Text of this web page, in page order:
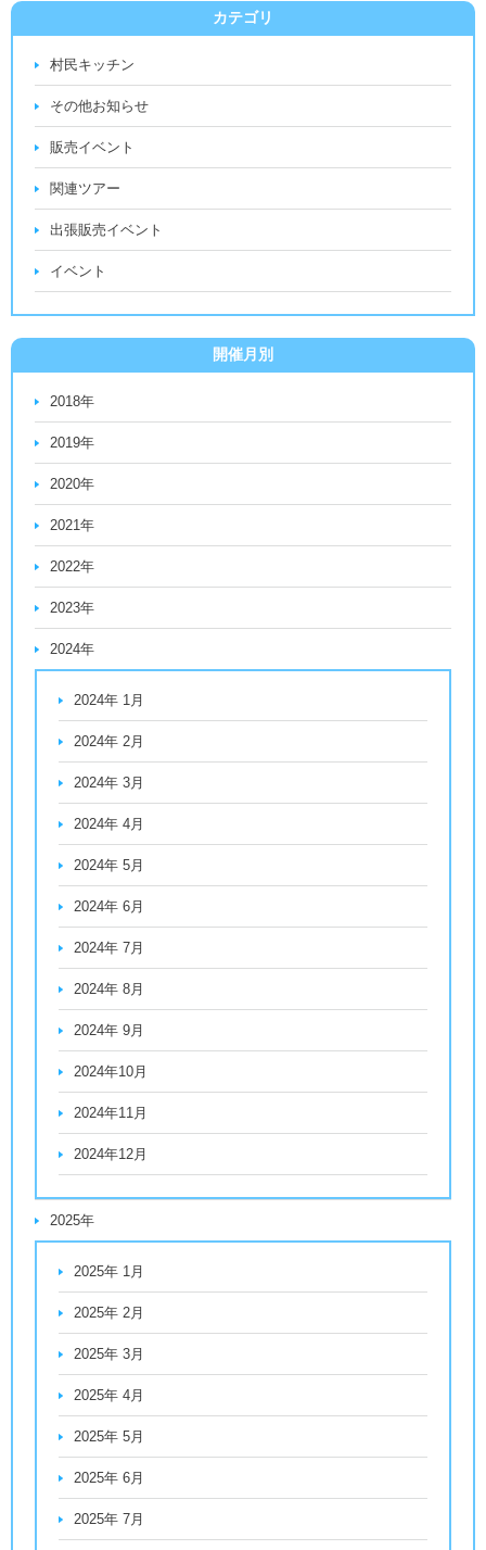
カテゴリ
村民キッチン
その他お知らせ
販売イベント
関連ツアー
出張販売イベント
イベント
開催月別
2018年
2019年
2020年
2021年
2022年
2023年
2024年
2024年 1月
2024年 2月
2024年 3月
2024年 4月
2024年 5月
2024年 6月
2024年 7月
2024年 8月
2024年 9月
2024年10月
2024年11月
2024年12月
2025年
2025年 1月
2025年 2月
2025年 3月
2025年 4月
2025年 5月
2025年 6月
2025年 7月